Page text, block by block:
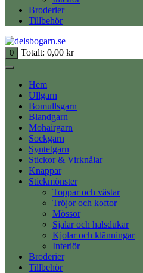
Broderier
Tillbehör
0 Totalt: 0,00 kr
Hem
Ullgarn
Bomullsgarn
Blandgarn
Mohairgarn
Sockgarn
Syntetgarn
Stickor & Virknålar
Knappar
Stickmönster
Toppar och västar
Tröjor och koftor
Mössor
Sjalar och halsdukar
Kjolar och klänningar
Interiör
Broderier
Tillbehör